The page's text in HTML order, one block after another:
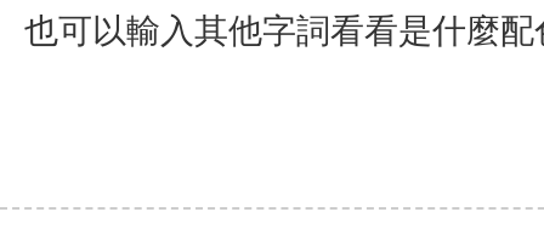
也可以輸入其他字詞看看是什麼配